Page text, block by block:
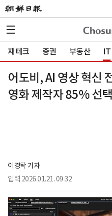
재테크 증권 부동산 IT
어도비, AI 영상 혁신
영화 제작자 85% 선
이경탁 기자
입력 2026.01.21. 09:32